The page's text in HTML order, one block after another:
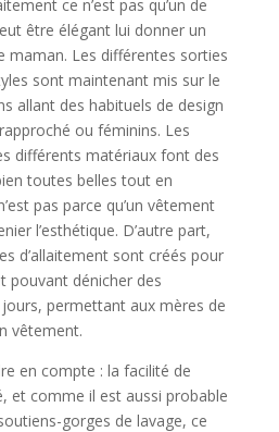
ce n’est pas qu’un de
être élégant lui donner un
maman. Les différentes sorties
sont maintenant mis sur le
allant des habituels de design
ou féminins. Les
différents matériaux font des
toutes belles tout en
pas parce qu’un vêtement
l’esthétique. D’autre part,
d’allaitement sont créés pour
pouvant dénicher des
permettant aux mères de
vêtement.
en compte : la facilité de
et comme il est aussi probable
gorges de lavage, ce